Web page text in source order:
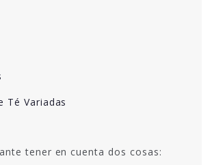
Té Variadas
tener en cuenta dos cosas: